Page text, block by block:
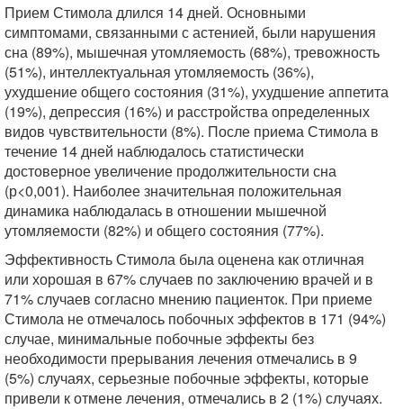
Прием Стимола длился 14 дней. Основными
симптомами, связанными с астенией, были нарушения
сна (89%), мышечная утомляемость (68%), тревожность
(51%), интеллектуальная утомляемость (36%),
ухудшение общего состояния (31%), ухудшение аппетита
(19%), депрессия (16%) и расстройства определенных
видов чувствительности (8%). После приема Стимола в
течение 14 дней наблюдалось статистически
достоверное увеличение продолжительности сна
(р<0,001). Наиболее значительная положительная
динамика наблюдалась в отношении мышечной
утомляемости (82%) и общего состояния (77%).
Эффективность Стимола была оценена как отличная
или хорошая в 67% случаев по заключению врачей и в
71% случаев согласно мнению пациенток. При приеме
Стимола не отмечалось побочных эффектов в 171 (94%)
случае, минимальные побочные эффекты без
необходимости прерывания лечения отмечались в 9
(5%) случаях, серьезные побочные эффекты, которые
привели к отмене лечения, отмечались в 2 (1%) случаях.